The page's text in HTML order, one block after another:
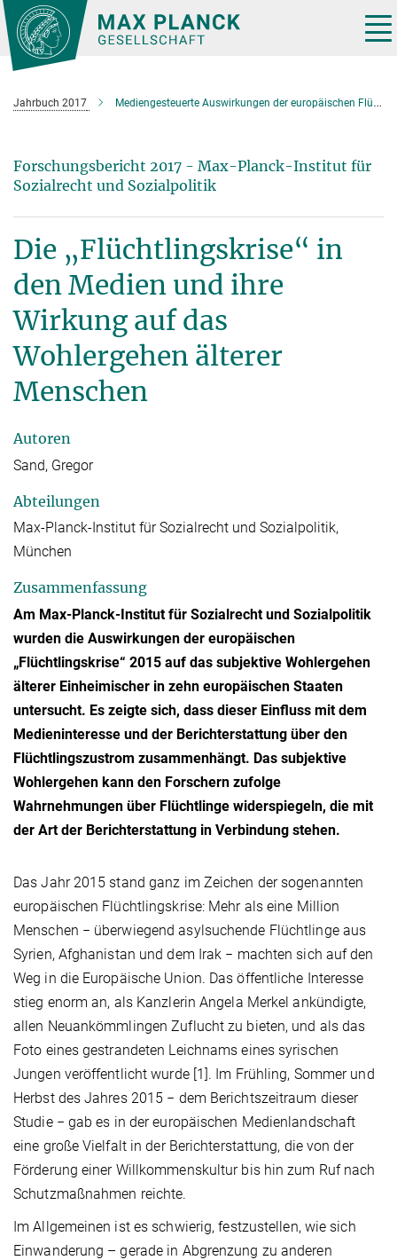
Hauptinhalt
Jahrbuch 2017 Mediengesteuerte Auswirkungen der europäischen Flüchtlingskrise auf das Wohlergehen älterer Einheimischer
Forschungsbericht 2017 - Max-Planck-Institut für
Sozialrecht und Sozialpolitik
Die „Flüchtlingskrise“ in
den Medien und ihre
Wirkung auf das
Wohlergehen älterer
Menschen
Autoren
Sand, Gregor
Abteilungen
Max-Planck-Institut für Sozialrecht und Sozialpolitik,
München
Zusammenfassung
Am Max-Planck-Institut für Sozialrecht und Sozialpolitik
wurden die Auswirkungen der europäischen
„Flüchtlingskrise“ 2015 auf das subjektive Wohlergehen
älterer Einheimischer in zehn europäischen Staaten
untersucht. Es zeigte sich, dass dieser Einfluss mit dem
Medieninteresse und der Berichterstattung über den
Flüchtlingszustrom zusammenhängt. Das subjektive
Wohlergehen kann den Forschern zufolge
Wahrnehmungen über Flüchtlinge widerspiegeln, die mit
der Art der Berichterstattung in Verbindung stehen.
Das Jahr 2015 stand ganz im Zeichen der sogenannten
europäischen Flüchtlingskrise: Mehr als eine Million
Menschen − überwiegend asylsuchende Flüchtlinge aus
Syrien, Afghanistan und dem Irak − machten sich auf den
Weg in die Europäische Union. Das öffentliche Interesse
stieg enorm an, als Kanzlerin Angela Merkel ankündigte,
allen Neuankömmlingen Zuflucht zu bieten, und als das
Foto eines gestrandeten Leichnams eines syrischen
Jungen veröffentlicht wurde [1]. Im Frühling, Sommer und
Herbst des Jahres 2015 − dem Berichtszeitraum dieser
Studie − gab es in der europäischen Medienlandschaft
eine große Vielfalt in der Berichterstattung, die von der
Förderung einer Willkommenskultur bis hin zum Ruf nach
Schutzmaßnahmen reichte.
Im Allgemeinen ist es schwierig, festzustellen, wie sich
Einwanderung – gerade in Abgrenzung zu anderen